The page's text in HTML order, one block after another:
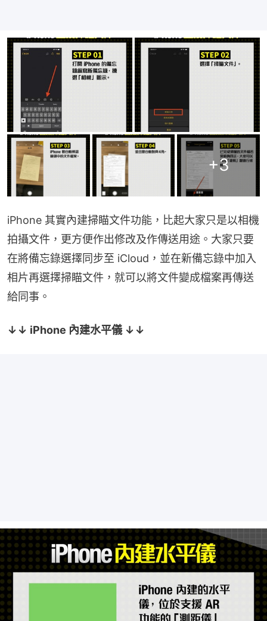
+3
iPhone 其實內建掃瞄文件功能，比起大家只是以相機
拍攝文件，更方便作出修改及作傳送用途。大家只要
在將備忘錄選擇同步至 iCloud，並在新備忘錄中加入
相片再選擇掃瞄文件，就可以將文件變成檔案再傳送
給同事。
↓↓ iPhone 內建水平儀 ↓↓